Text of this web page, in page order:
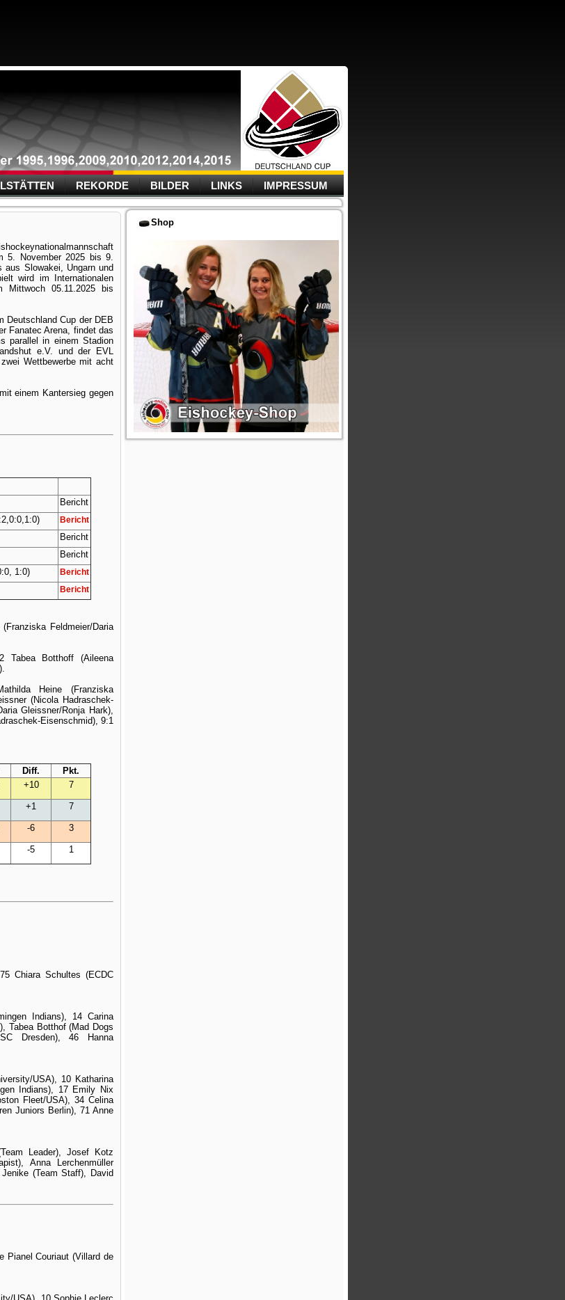
REKORDE BILDER LINKS IMPRESSUM
5. November 2025 bis 9.
aus Slowakei, Ungarn und
wird im Internationalen
Mittwoch 05.11.2025 bis
Deutschland Cup der DEB
Fanatec Arena, findet das
parallel in einem Stadion
e.V. und der EVL
Wettbewerbe mit acht
einem Kantersieg gegen
Bericht
Bericht
Bericht
Bericht
1:0) Bericht
Bericht
Feldmeier/Daria
Tabea Botthoff (Aileena
Heine (Franziska
(Nicola Hadraschek-
Gleissner/Ronja Hark),
Eisenschmid), 9:1
Diff.
Pkt.
+10 7
+1 7
-6 3
-5 1
Chiara Schultes (ECDC
Indians), 14 Carina
Tabea Botthof (Mad Dogs
Dresden), 46 Hanna
USA), 10 Katharina
Indians), 17 Emily Nix
Fleet/USA), 34 Celina
Juniors Berlin), 71 Anne
Leader), Josef Kotz
Anna Lerchenmüller
(Team Staff), David
Pianel Couriaut (Villard de
Shop